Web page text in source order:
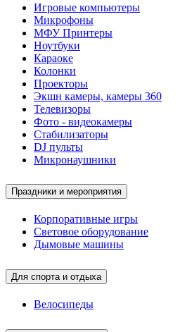
Игровые компьютеры
Микрофоны
МФУ Принтеры
Ноутбуки
Караоке
Колонки
Проекторы
Экшн камеры, камеры 360
Телевизоры
Фото - видеокамеры
Стабилизаторы
DJ пульты
Микронаушники
Праздники и мероприятия
Корпоративные игры
Световое оборудование
Дымовые машины
Для спорта и отдыха
Велосипеды